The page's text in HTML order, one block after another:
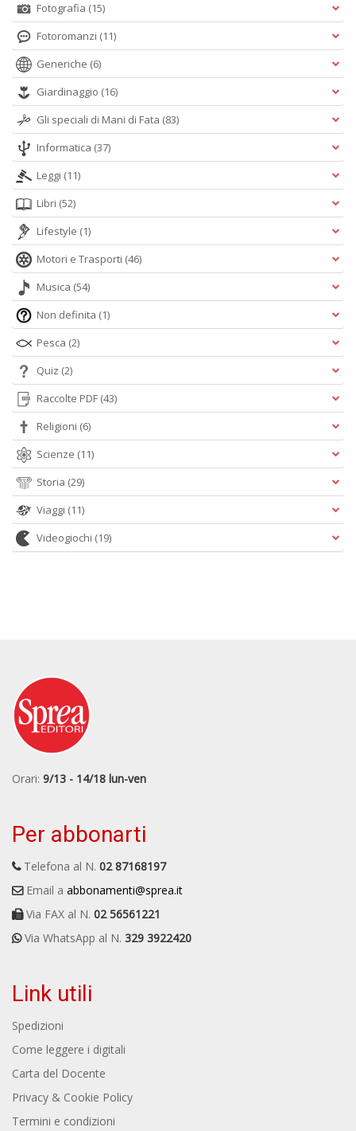
Fotografia (15)
Fotoromanzi (11)
Generiche (6)
Giardinaggio (16)
Gli speciali di Mani di Fata (83)
Informatica (37)
Leggi (11)
Libri (52)
Lifestyle (1)
Motori e Trasporti (46)
Musica (54)
Non definita (1)
Pesca (2)
Quiz (2)
Raccolte PDF (43)
Religioni (6)
Scienze (11)
Storia (29)
Viaggi (11)
Videogiochi (19)
Orari: 9/13 - 14/18 lun-ven
Per abbonarti
Telefona al N. 02 87168197
Email a abbonamenti@sprea.it
Via FAX al N. 02 56561221
Via WhatsApp al N. 329 3922420
Link utili
Spedizioni
Come leggere i digitali
Carta del Docente
Privacy & Cookie Policy
Termini e condizioni